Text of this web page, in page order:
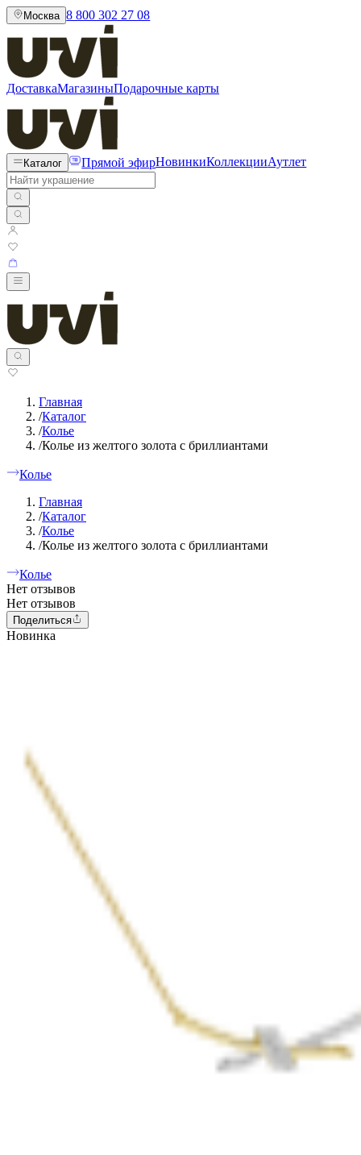
Москва 8 800 302 27 08
ДоставкаМагазиныПодарочные карты
Каталог Прямой эфирНовинкиКоллекцииАутлет
Главная
/Каталог
/Колье
/Колье из желтого золота с бриллиантами
Колье
Главная
/Каталог
/Колье
/Колье из желтого золота с бриллиантами
Колье
Нет отзывов
Нет отзывов
Поделиться
Новинка